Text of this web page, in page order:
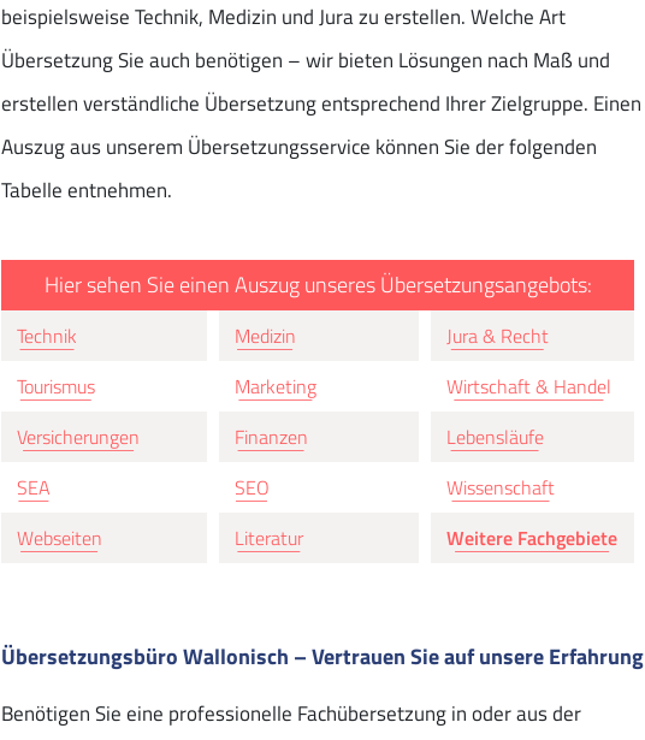
beispielsweise Technik, Medizin und Jura zu erstellen. Welche Art
Übersetzung Sie auch benötigen – wir bieten Lösungen nach Maß und
erstellen verständliche Übersetzung entsprechend Ihrer Zielgruppe. Einen
Auszug aus unserem Übersetzungsservice können Sie der folgenden
Tabelle entnehmen.
Hier sehen Sie einen Auszug unseres Übersetzungsangebots:
Technik Medizin
Jura & Recht
Tourismus
Marketing
Wirtschaft & Handel
Versicherungen
Finanzen
Lebensläufe
SEA
SEO
Wissenschaft
Webseiten
Literatur Weitere Fachgebiete
Übersetzungsbüro Wallonisch – Vertrauen Sie auf unsere Erfahrung
Benötigen Sie eine professionelle Fachübersetzung in oder aus der